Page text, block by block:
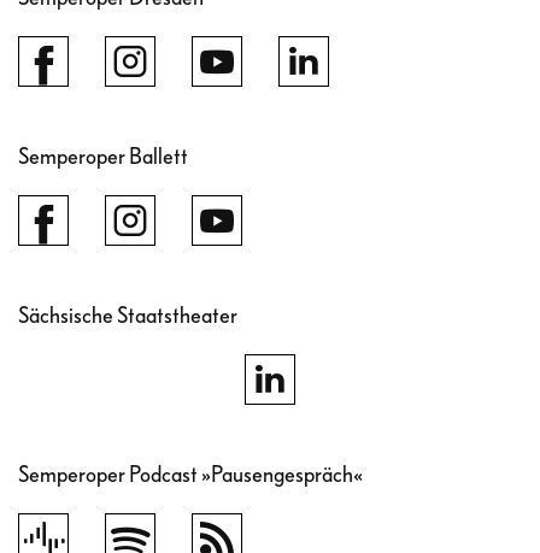
Semperoper Ballett
Sächsische Staatstheater
Semperoper Podcast »Pausengespräch«